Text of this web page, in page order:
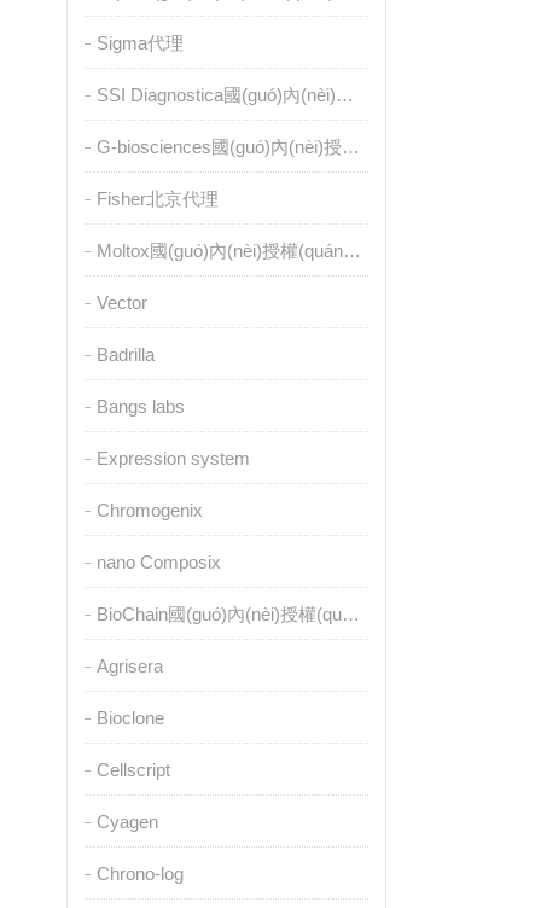
Sigma代理
SSI Diagnostica國(guó)內(nèi)授權(quán)代理
G-biosciences國(guó)內(nèi)授權(quán)代理
Fisher北京代理
Moltox國(guó)內(nèi)授權(quán)代理
Vector
Badrilla
Bangs labs
Expression system
Chromogenix
nano Composix
BioChain國(guó)內(nèi)授權(quán)代理
Agrisera
Bioclone
Cellscript
Cyagen
Chrono-log